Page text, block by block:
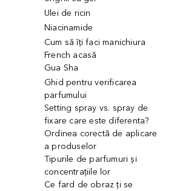
Ulei de ricin
Niacinamide
Cum să îți faci manichiura
French acasă
Gua Sha
Ghid pentru verificarea
parfumului
Setting spray vs. spray de
fixare care este diferenta?
Ordinea corectă de aplicare
a produselor
Tipurile de parfumuri și
concentrațiile lor
Ce fard de obraz ți se